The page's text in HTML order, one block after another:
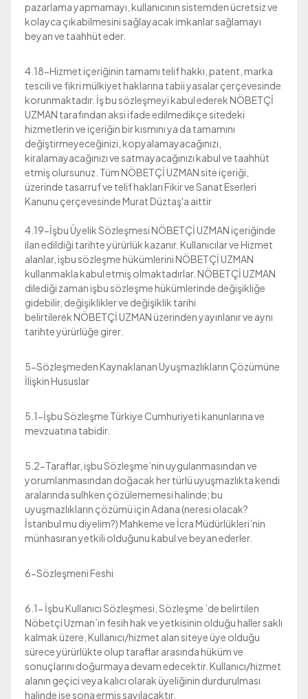
pazarlama yapmamayı, kullanıcının sistemden ücretsiz ve
kolayca çıkabilmesini sağlayacak imkanlar sağlamayı
beyan ve taahhüt eder.
4.18-Hizmet içeriğinin tamamı telif hakkı, patent, marka
tescili ve fikri mülkiyet haklarına tabii yasalar çerçevesinde
korunmaktadır. İş bu sözleşmeyi kabul ederek NÖBETÇİ
UZMAN tarafından aksi ifade edilmedikçe sitedeki
hizmetlerin ve içeriğin bir kısmını ya da tamamını
değiştirmeyeceğinizi, kopyalamayacağınızı,
kiralamayacağınızı ve satmayacağınızı kabul ve taahhüt
etmiş olursunuz. Tüm NÖBETÇİ UZMAN site içeriği,
üzerinde tasarruf ve telif hakları Fikir ve Sanat Eserleri
Kanunu çerçevesinde Murat Düztaş'a aittir
4.19-İşbu Üyelik Sözleşmesi NÖBETÇİ UZMAN içeriğinde
ilan edildiği tarihte yürürlük kazanır. Kullanıcılar ve Hizmet
alanlar, işbu sözleşme hükümlerini NÖBETÇİ UZMAN
kullanmakla kabul etmiş olmaktadırlar. NÖBETÇİ UZMAN
dilediği zaman işbu sözleşme hükümlerinde değişikliğe
gidebilir, değişiklikler ve değişiklik tarihi
belirtilerek NÖBETÇİ UZMAN üzerinden yayınlanır ve aynı
tarihte yürürlüğe girer.
5-Sözleşmeden Kaynaklanan Uyuşmazlıkların Çözümüne
İlişkin Hususlar
5.1-İşbu Sözleşme Türkiye Cumhuriyeti kanunlarına ve
mevzuatına tabidir.
5.2-Taraflar, işbu Sözleşme’nin uygulanmasından ve
yorumlanmasından doğacak her türlü uyuşmazlıkta kendi
aralarında sulhken çözülememesi halinde; bu
uyuşmazlıkların çözümü için Adana (neresi olacak?
İstanbul mu diyelim?) Mahkeme ve İcra Müdürlükleri’nin
münhasıran yetkili olduğunu kabul ve beyan ederler.
6-Sözleşmeni Feshi
6.1- İşbu Kullanıcı Sözleşmesi, Sözleşme ’de belirtilen
Nöbetçi Uzman’ın fesih hak ve yetkisinin olduğu haller saklı
kalmak üzere, Kullanıcı/hizmet alan siteye üye olduğu
sürece yürürlükte olup taraflar arasında hüküm ve
sonuçlarını doğurmaya devam edecektir. Kullanıcı/hizmet
alanın geçici veya kalıcı olarak üyeliğinin durdurulması
halinde ise sona ermiş sayılacaktır.